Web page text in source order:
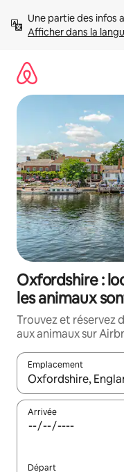
directement
Afficher dans la
Oxfordshire :
les animaux
Trouvez et réservez
aux animaux sur
Emplacement
Quand les résultats
Arrivée
Départ